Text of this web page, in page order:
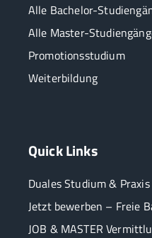
Alle Bachelor-
Alle Master-
Promotionsstudium
Weiterbildung
Quick Links
Duales Studium & Praxis
Jetzt bewerben – Freie
JOB & MASTER